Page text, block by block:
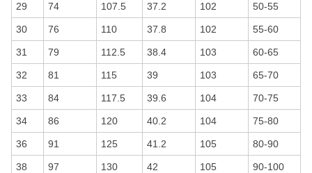
29 74 107.5 37.2 102 50-55
30 76 110 37.8 102 55-60
31 79 112.5 38.4 103 60-65
32 81 115 39 103 65-70
33 84 117.5 39.6 104 70-75
34 86 120 40.2 104 75-80
36 91 125 41.2 105 80-90
38 97 130 42 105 90-100